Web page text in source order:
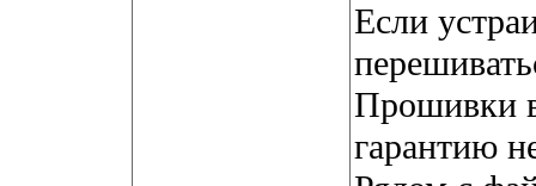
Если
Прошивки
гарантию